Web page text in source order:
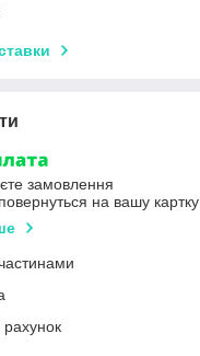
замовлення
на вашу картку